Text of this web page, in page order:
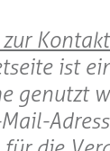
ist
genutzt